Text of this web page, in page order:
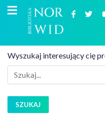
Wyszukaj interesujący cię
SZUKAJ